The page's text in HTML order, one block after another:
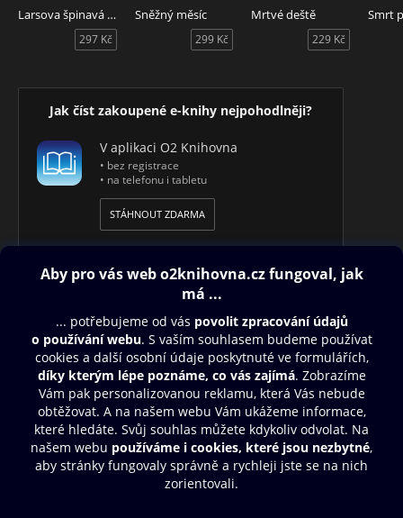
Larsova špinavá hra
297 Kč
Sněžný měsíc
299 Kč
Mrtvé deště
229 Kč
Jak číst zakoupené e-knihy nejpohodlněji?
V aplikaci O2 Knihovna
• bez registrace
• na telefonu i tabletu
STÁHNOUT ZDARMA
Obsah ke stažení
Moje O2 Knihovna
Další zábava
© O2 Czech Republic a.s.